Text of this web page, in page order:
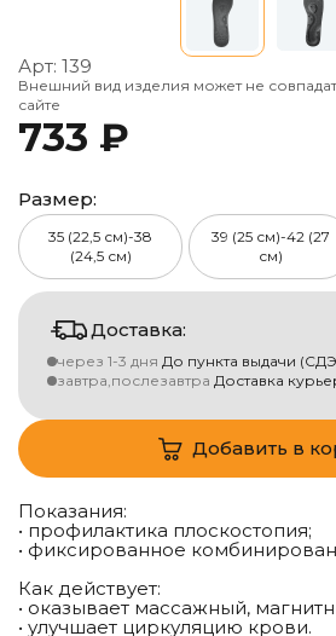
Арт: 139
Внешний вид изделия может не
сайте
733 ₽
Размер:
35 (22,5 см)-38
(24,5 см)
39 (25 см)-42 (27
см)
Доставка:
через 1-3 дня До пункта выдачи
завтра,послезавтра Доставка
Добавить в
Показания:
• профилактика плоскостопия;
• фиксированное
Как действует:
• оказывает массажный,
• улучшает циркуляцию крови.